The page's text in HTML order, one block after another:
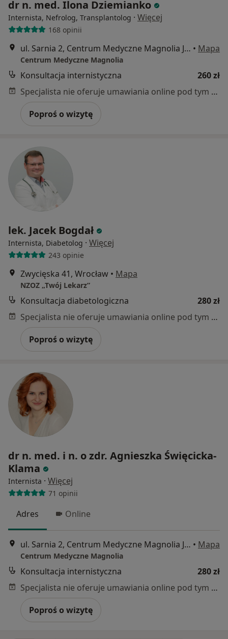
dr n. med. Ilona Dziemianko
Internista, Nefrolog, Transplantolog · Więcej
168 opinii
ul. Sarnia 2, Centrum Medyczne Magnolia Jagodno, Wrocław • Mapa
Centrum Medyczne Magnolia
Konsultacja internistyczna
260 zł
Specjalista nie oferuje umawiania online pod tym adresem.
Poproś o wizytę
lek. Jacek Bogdał
Internista, Diabetolog · Więcej
243 opinie
Zwycięska 41, Wrocław • Mapa
NZOZ „Twój Lekarz”
Konsultacja diabetologiczna
280 zł
Specjalista nie oferuje umawiania online pod tym adresem.
Poproś o wizytę
dr n. med. i n. o zdr. Agnieszka Święcicka-
Klama
Internista · Więcej
71 opinii
Adres Online
ul. Sarnia 2, Centrum Medyczne Magnolia Jagodno, Wrocław • Mapa
Centrum Medyczne Magnolia
Konsultacja internistyczna
280 zł
Specjalista nie oferuje umawiania online pod tym adresem.
Poproś o wizytę